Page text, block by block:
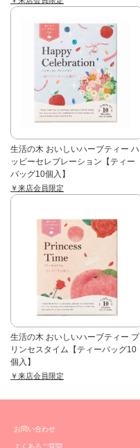
生活の木 おいしいハーブティー ハ
ッピーセレブレーション【ティー
バッグ10個入】
￥来店会員限定
生活の木 おいしいハーブティー プ
リンセスタイム【ティーバッグ10
個入】
￥来店会員限定
お問い合わせ
よくあるご質問